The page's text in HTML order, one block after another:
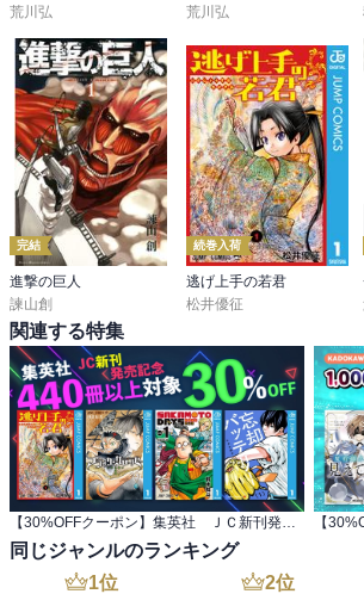
荒川弘
荒川弘
完結
進撃の巨人
諫山創
続巻入荷
逃げ上手の若君
松井優征
関連する特集
同じジャンルのランキング
1位 2位